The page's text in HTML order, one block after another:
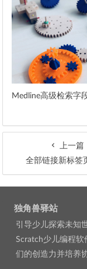
Medline高级检索字
上一篇
全部链接新标签
文章导航
独角兽驿站
引导少儿探索未知
Scratch少儿编程
们的创造力并培养